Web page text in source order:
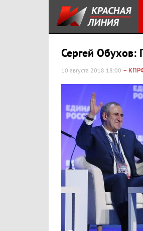
Сергей Обухов:
10 августа 2018 18:00 –